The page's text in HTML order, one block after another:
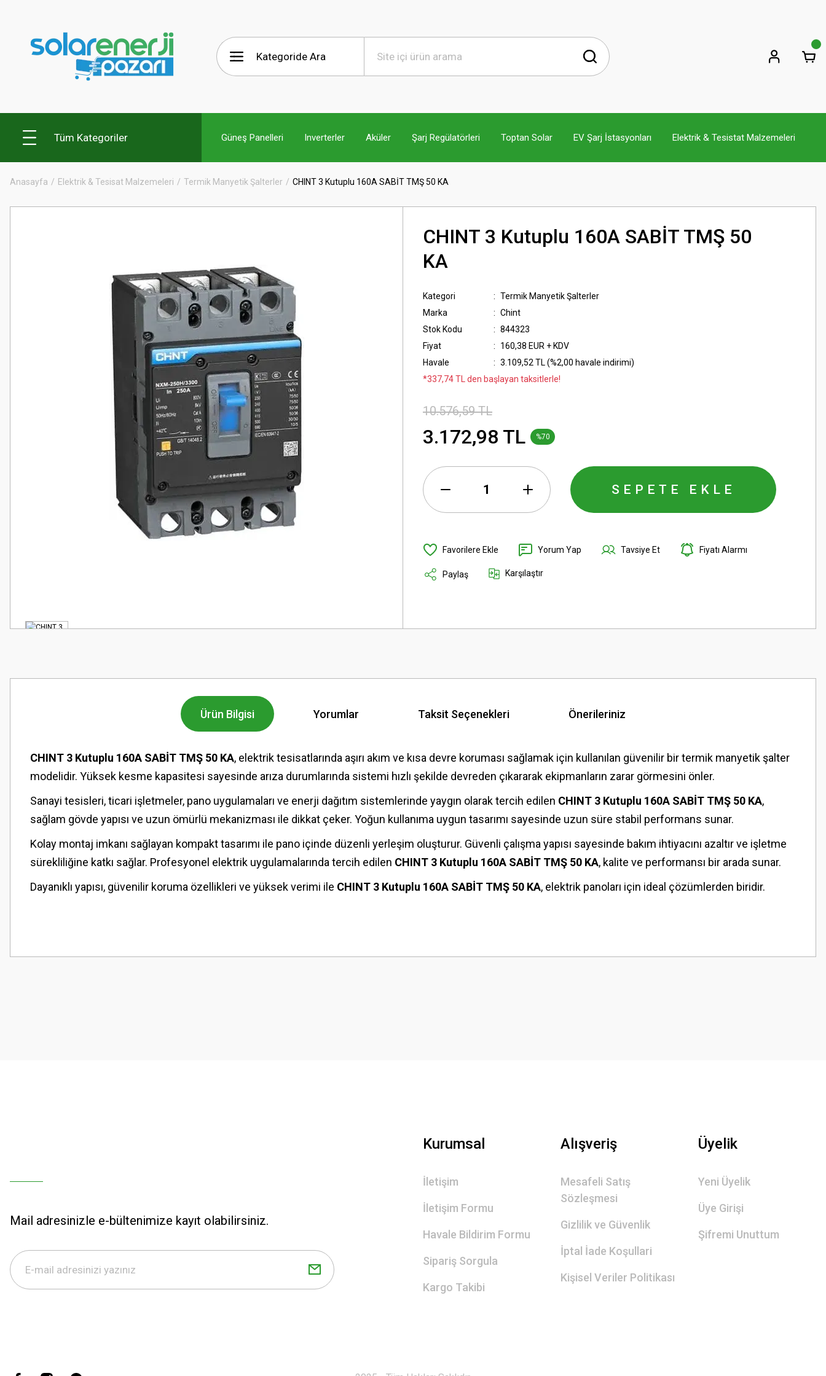
Tüm Kategoriler Güneş Panelleri Inverterler Aküler Şarj Regülatörleri Toptan Solar EV Şarj İstasyonları Elektrik & Tesistat Malzemeleri
Anasayfa Elektrik & Tesisat Malzemeleri Termik Manyetik Şalterler CHINT 3 Kutuplu 160A SABİT TMŞ 50 KA
CHINT 3 Kutuplu 160A SABİT TMŞ 50
KA
Kategori
Termik Manyetik Şalterler
Marka
Chint
Stok Kodu
844323
Fiyat
160,38 EUR + KDV
Havale
3.109,52 TL (%2,00 havale indirimi)
*337,74 TL den başlayan taksitlerle!
10.576,59 TL
3.172,98 TL %70
SEPETE EKLE
Yorum Yap Tavsiye Et Fiyatı Alarmı
Paylaş Karşılaştır
Ürün Bilgisi Yorumlar Taksit Seçenekleri Önerileriniz
CHINT 3 Kutuplu 160A SABİT TMŞ 50 KA, elektrik tesisatlarında aşırı akım ve kısa devre koruması sağlamak için kullanılan güvenilir bir termik manyetik şalter
modelidir. Yüksek kesme kapasitesi sayesinde arıza durumlarında sistemi hızlı şekilde devreden çıkararak ekipmanların zarar görmesini önler.
Sanayi tesisleri, ticari işletmeler, pano uygulamaları ve enerji dağıtım sistemlerinde yaygın olarak tercih edilen CHINT 3 Kutuplu 160A SABİT TMŞ 50 KA,
sağlam gövde yapısı ve uzun ömürlü mekanizması ile dikkat çeker. Yoğun kullanıma uygun tasarımı sayesinde uzun süre stabil performans sunar.
Kolay montaj imkanı sağlayan kompakt tasarımı ile pano içinde düzenli yerleşim oluşturur. Güvenli çalışma yapısı sayesinde bakım ihtiyacını azaltır ve işletme
sürekliliğine katkı sağlar. Profesyonel elektrik uygulamalarında tercih edilen CHINT 3 Kutuplu 160A SABİT TMŞ 50 KA, kalite ve performansı bir arada sunar.
Dayanıklı yapısı, güvenilir koruma özellikleri ve yüksek verimi ile CHINT 3 Kutuplu 160A SABİT TMŞ 50 KA, elektrik panoları için ideal çözümlerden biridir.
Görüş ve önerileriniz için teşekkür ederiz.
Mail adresinizle e-bültenimize kayıt olabilirsiniz.
Kurumsal
İletişim
İletişim Formu
Havale Bildirim Formu
Sipariş Sorgula
Kargo Takibi
Alışveriş
Mesafeli Satış
Sözleşmesi
Gizlilik ve Güvenlik
İptal İade Koşullari
Kişisel Veriler Politikası
Üyelik
Yeni Üyelik
Üye Girişi
Şifremi Unuttum